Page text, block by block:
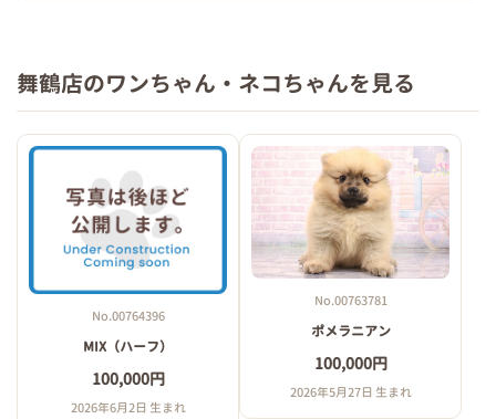
舞鶴店のワンちゃん・ネコちゃんを見る
No.00764396
MIX（ハーフ）
100,000円
2026年6月2日 生まれ
No.00763781
ポメラニアン
100,000円
2026年5月27日 生まれ